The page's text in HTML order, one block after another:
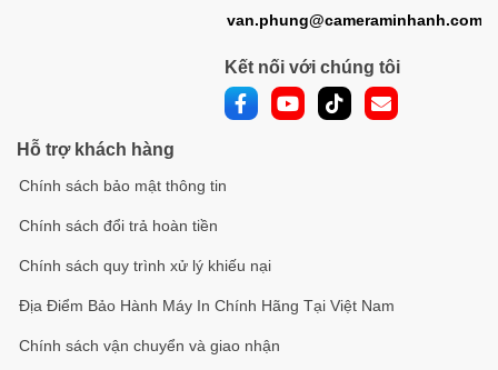
nhập, phát hiện hành lý không giám sát,
phát hiện loại bỏ đối tượng
Phát hiện
vượt ranh
giới
Vượt qua một đường ảo được định sẵn
Phát hiện xâm
Xâm nhập và ở lại trong khu vực ảo
không giám
sẵn như hành lý, túi xách, vật liệu nguy
van.phung@cameraminhanh.com
Kết nối với chúng tôi
Hỗ trợ khách hàng
Chính sách bảo mật thông tin
Chính sách đổi trả hoàn tiền
Chính sách quy trình xử lý khiếu nại
Địa Điểm Bảo Hành Máy In Chính Hãng Tại Việt Nam
Chính sách vận chuyển và giao nhận